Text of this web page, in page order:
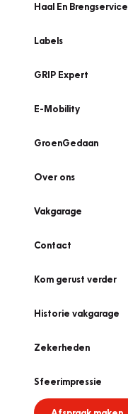
Haal En Brengservice
Labels
GRIP Expert
E-Mobility
GroenGedaan
Over ons
Vakgarage
Contact
Kom gerust verder
Historie vakgarage
Zekerheden
Sfeerimpressie